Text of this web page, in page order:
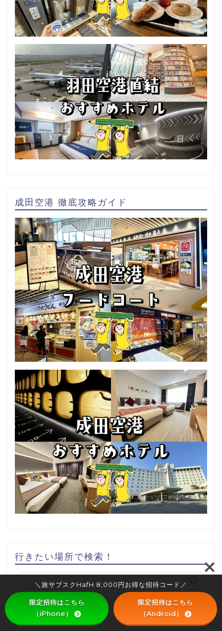
成田空港 徹底攻略ガイド
行きたい場所で検索！
エリア別 旅行記 宿泊レビュー HafH 招待コード
＼旅サブスクHafH 8,000円お得な招待コード／
限定招待はこちら
（iPhone）
限定招待はこちら
（Android）